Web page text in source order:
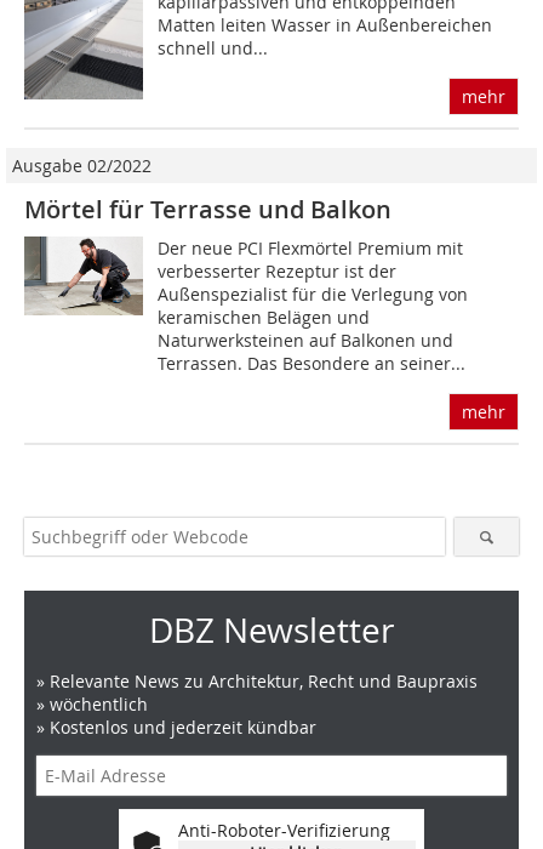
Matten leiten Wasser in Außenbereichen
schnell und...
mehr
Ausgabe 02/2022
Mörtel für Terrasse und Balkon
Der neue PCI Flexmörtel Premium mit
verbesserter Rezeptur ist der
Außenspezialist für die Verlegung von
keramischen Belägen und
Naturwerksteinen auf Balkonen und
Terrassen. Das Besondere an seiner...
mehr
DBZ Newsletter
» Relevante News zu Architektur, Recht und Baupraxis
» wöchentlich
» Kostenlos und jederzeit kündbar
Anti-Roboter-Verifizierung